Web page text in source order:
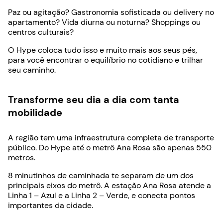
Paz ou agitação? Gastronomia sofisticada ou delivery no
apartamento? Vida diurna ou noturna? Shoppings ou
centros culturais?
O Hype coloca tudo isso e muito mais aos seus pés,
para você encontrar o equilíbrio no cotidiano e trilhar
seu caminho.
Transforme seu dia a dia com tanta
mobilidade
A região tem uma infraestrutura completa de transporte
público. Do Hype até o metrô Ana Rosa são apenas 550
metros.
8 minutinhos de caminhada te separam de um dos
principais eixos do metrô. A estação Ana Rosa atende a
Linha 1 – Azul e a Linha 2 – Verde, e conecta pontos
importantes da cidade.